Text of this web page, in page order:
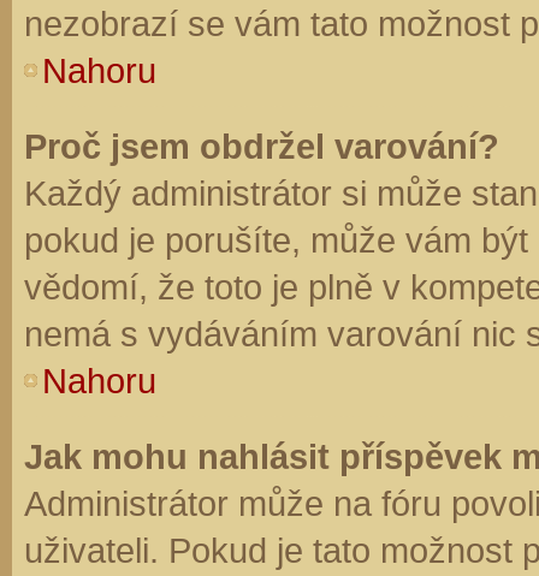
nezobrazí se vám tato možnost
Nahoru
Proč jsem obdržel varování?
Každý administrátor si může
pokud je porušíte, může vám
vědomí, že toto je plně v
nemá s vydáváním varování nic
Nahoru
Jak mohu nahlásit příspěvek
Administrátor může na fóru
uživateli. Pokud je tato možnost